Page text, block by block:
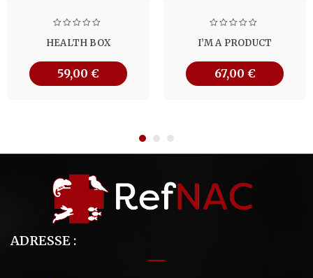
HEALTH BOX
59,00 €
I’M A PRODUCT
67,00 €
ADRESSE :